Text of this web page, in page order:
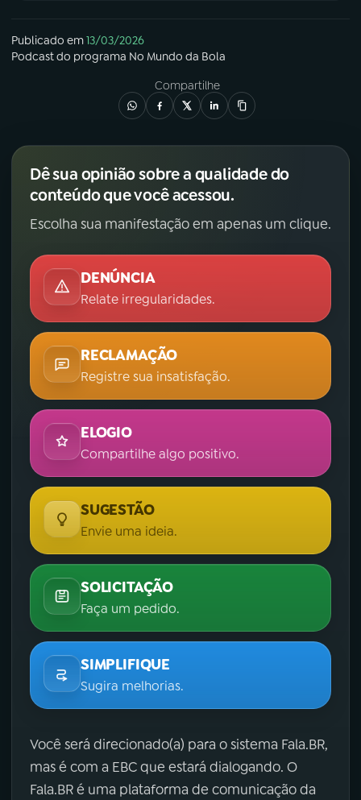
Publicado em13/03/2026
Podcastdo programa No Mundo da Bola
Compartilhe
Dê sua opinião sobre a qualidade do
conteúdo que você acessou.
Escolha sua manifestação em apenas um clique.
DENÚNCIA
Relate irregularidades.
RECLAMAÇÃO
Registre sua insatisfação.
ELOGIO
Compartilhe algo positivo.
SUGESTÃO
Envie uma ideia.
SOLICITAÇÃO
Faça um pedido.
SIMPLIFIQUE
Sugira melhorias.
Você será direcionado(a) para o sistema Fala.BR,
mas é com a EBC que estará dialogando. O
Fala.BR é uma plataforma de comunicação da